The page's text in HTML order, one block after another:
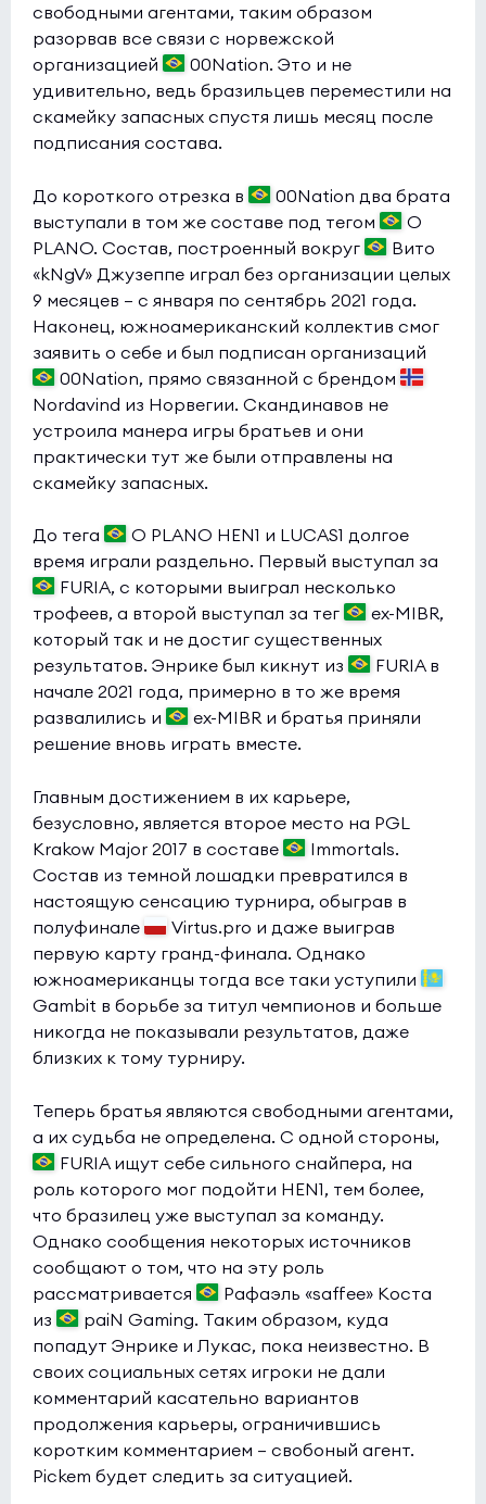
свободными агентами, таким образом
разорвав все связи с норвежской
организацией
00Nation. Это и не
удивительно, ведь бразильцев переместили на
скамейку запасных спустя лишь месяц после
подписания состава.
До короткого отрезка в
00Nation два брата
выступали в том же составе под тегом
O
PLANO. Состав, построенный вокруг
Вито
«kNgV» Джузеппе играл без организации целых
9 месяцев — с января по сентябрь 2021 года.
Наконец, южноамериканский коллектив смог
заявить о себе и был подписан организаций
00Nation, прямо связанной с брендом
Nordavind из Норвегии. Скандинавов не
устроила манера игры братьев и они
практически тут же были отправлены на
скамейку запасных.
До тега
O PLANO HEN1 и LUCAS1 долгое
время играли раздельно. Первый выступал за
FURIA, с которыми выиграл несколько
трофеев, а второй выступал за тег
ex-MIBR,
который так и не достиг существенных
результатов. Энрике был кикнут из
FURIA в
начале 2021 года, примерно в то же время
развалились и
ex-MIBR и братья приняли
решение вновь играть вместе.
Главным достижением в их карьере,
безусловно, является второе место на PGL
Krakow Major 2017 в составе
Immortals.
Состав из темной лошадки превратился в
настоящую сенсацию турнира, обыграв в
полуфинале
Virtus.pro и даже выиграв
первую карту гранд-финала. Однако
южноамериканцы тогда все таки уступили
Gambit в борьбе за титул чемпионов и больше
никогда не показывали результатов, даже
близких к тому турниру.
Теперь братья являются свободными агентами,
а их судьба не определена. С одной стороны,
FURIA ищут себе сильного снайпера, на
роль которого мог подойти HEN1, тем более,
что бразилец уже выступал за команду.
Однако сообщения некоторых источников
сообщают о том, что на эту роль
рассматривается
Рафаэль «saffee» Коста
из
paiN Gaming. Таким образом, куда
попадут Энрике и Лукас, пока неизвестно. В
своих социальных сетях игроки не дали
комментарий касательно вариантов
продолжения карьеры, ограничившись
коротким комментарием — свобоный агент.
Pickem будет следить за ситуацией.